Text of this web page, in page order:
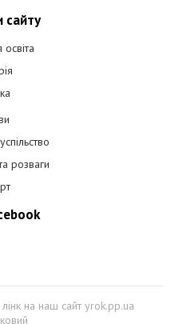
сайту
розваги
на наш сайт yrok.pp.ua